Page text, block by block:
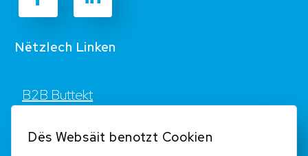
Nëtzlech Linken
B2B Buttekt
Dës Websäit benotzt Cookien